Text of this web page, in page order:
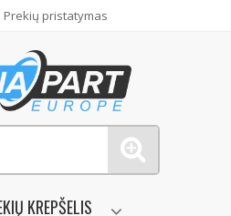
Prekių pristatymas
KREPŠELIS